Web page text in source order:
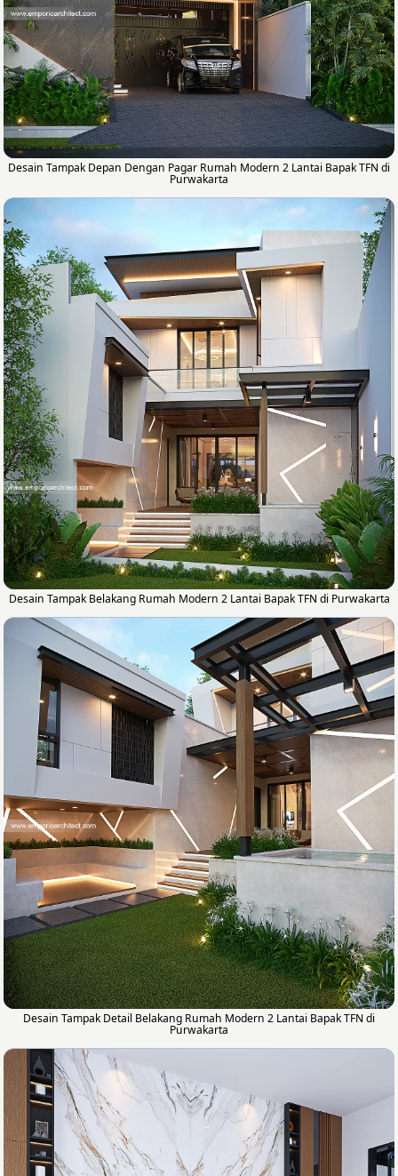
Desain Tampak Depan Dengan Pagar Rumah Modern 2 Lantai Bapak TFN di
Purwakarta
Desain Tampak Belakang Rumah Modern 2 Lantai Bapak TFN di Purwakarta
Desain Tampak Detail Belakang Rumah Modern 2 Lantai Bapak TFN di
Purwakarta